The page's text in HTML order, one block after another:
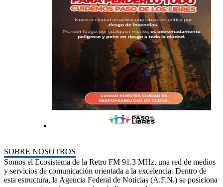
SOBRE NOSOTROS
Somos el Ecosistema de la Retro FM 91.3 MHz, una red de medios
y servicios de comunicación orientada a la excelencia. Dentro de
esta estructura, la Agencia Federal de Noticias (A.F.N.) se posiciona